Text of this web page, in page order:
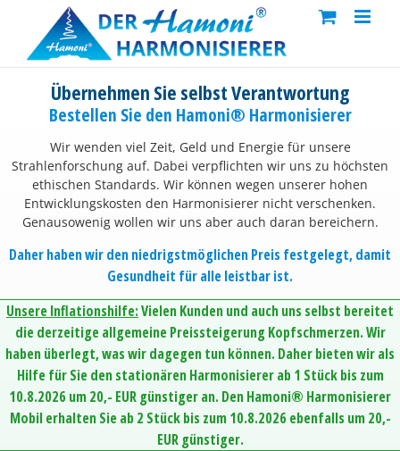
content
Übernehmen Sie selbst Verantwortung
Bestellen Sie den Hamoni® Harmonisierer
Wir wenden viel Zeit, Geld und Energie für unsere
Strahlenforschung auf. Dabei verpflichten wir uns zu höchsten
ethischen Standards. Wir können wegen unserer hohen
Entwicklungskosten den Harmonisierer nicht verschenken.
Genausowenig wollen wir uns aber auch daran bereichern.
Daher haben wir den niedrigstmöglichen Preis festgelegt, damit
Gesundheit für alle leistbar ist.
Unsere Inflationshilfe:Vielen Kunden und auch uns selbst bereitet
die derzeitige allgemeine Preissteigerung Kopfschmerzen. Wir
haben überlegt, was wir dagegen tun können. Daher bieten wir als
Hilfe für Sie den stationären Harmonisierer ab 1 Stück bis zum
10.8.2026 um 20,- EUR günstiger an. Den Hamoni® Harmonisierer
Mobil erhalten Sie ab 2 Stück bis zum 10.8.2026 ebenfalls um 20,-
EUR günstiger.